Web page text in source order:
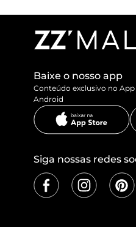
Baixe o nosso app
Conteúdo exclusivo no App
Android
Siga nossas redes